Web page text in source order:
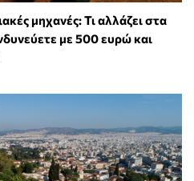
μηχανές: Τι αλλάζει στα
με 500 ευρώ και